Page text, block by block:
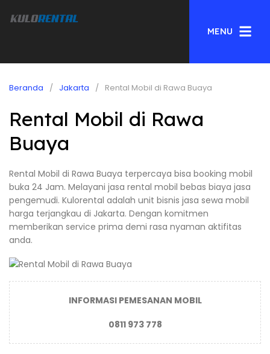
MENU
Beranda Jakarta Rental Mobil di Rawa Buaya
Rental Mobil di Rawa
Buaya
Rental Mobil di Rawa Buaya terpercaya bisa booking mobil
buka 24 Jam. Melayani jasa rental mobil bebas biaya jasa
pengemudi. Kulorental adalah unit bisnis jasa sewa mobil
harga terjangkau di Jakarta. Dengan komitmen
memberikan service prima demi rasa nyaman aktifitas
anda.
INFORMASI PEMESANAN MOBIL
0811 973 778